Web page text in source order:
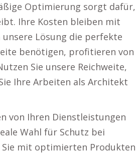
Optimierung sorgt dafür,
Ihre Kosten bleiben mit
Lösung die perfekte
benötigen, profitieren von
Sie unsere Reichweite,
Ihre Arbeiten als Architekt
von Ihren Dienstleistungen
Wahl für Schutz bei
Sie mit optimierten Produkten